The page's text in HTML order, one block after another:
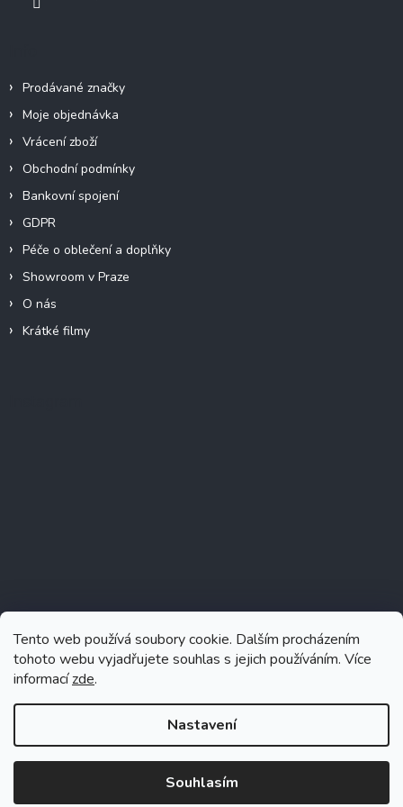
Tento web používá soubory cookie. Dalším procházením
tohoto webu vyjadřujete souhlas s jejich používáním. Více
informacízde.
Nastavení
Souhlasím
Prodávané značky
Moje objednávka
Vrácení zboží
Obchodní podmínky
Bankovní spojení
GDPR
Péče o oblečení a doplňky
Showroom v Praze
O nás
Krátké filmy
Sledovat na Instagramu
Vytvořil Shoptet